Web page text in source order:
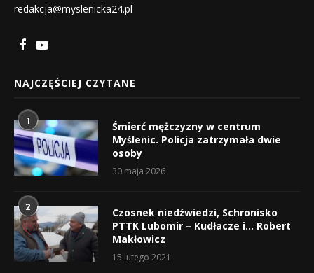
redakcja@myslenicka24.pl
NAJCZĘŚCIEJ CZYTANE
1
Śmierć mężczyzny w centrum
Myślenic. Policja zatrzymała dwie
osoby
30 maja 2026
2
Czosnek niedźwiedzi, Schronisko
PTTK Lubomir – Kudłacze i… Robert
Makłowicz
15 lutego 2021